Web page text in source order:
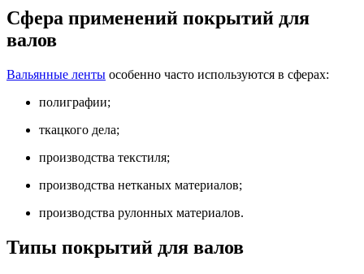
Сфера применений покрытий для
валов
Вальянные ленты особенно часто используются в сферах:
полиграфии;
ткацкого дела;
производства текстиля;
производства нетканых материалов;
производства рулонных материалов.
Типы покрытий для валов